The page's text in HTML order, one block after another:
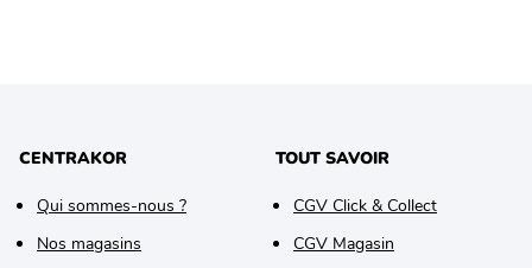
CENTRAKOR
Qui sommes-nous ?
Nos magasins
TOUT SAVOIR
CGV Click & Collect
CGV Magasin